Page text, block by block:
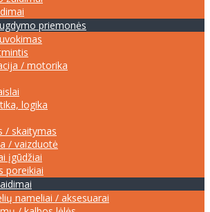
priemonės
/ motorika
logika
/ skaitymas
/ vaizduotė
įgūdžiai
poreikiai
nameliai / aksesuarai